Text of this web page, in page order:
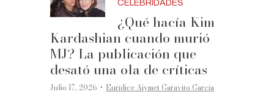
CELEBRIDADES
¿Qué hacía Kim
Kardashian cuando murió
MJ? La publicación que
desató una ola de críticas
Julio 17, 2026 ·Eurídice Aiymet Garavito García